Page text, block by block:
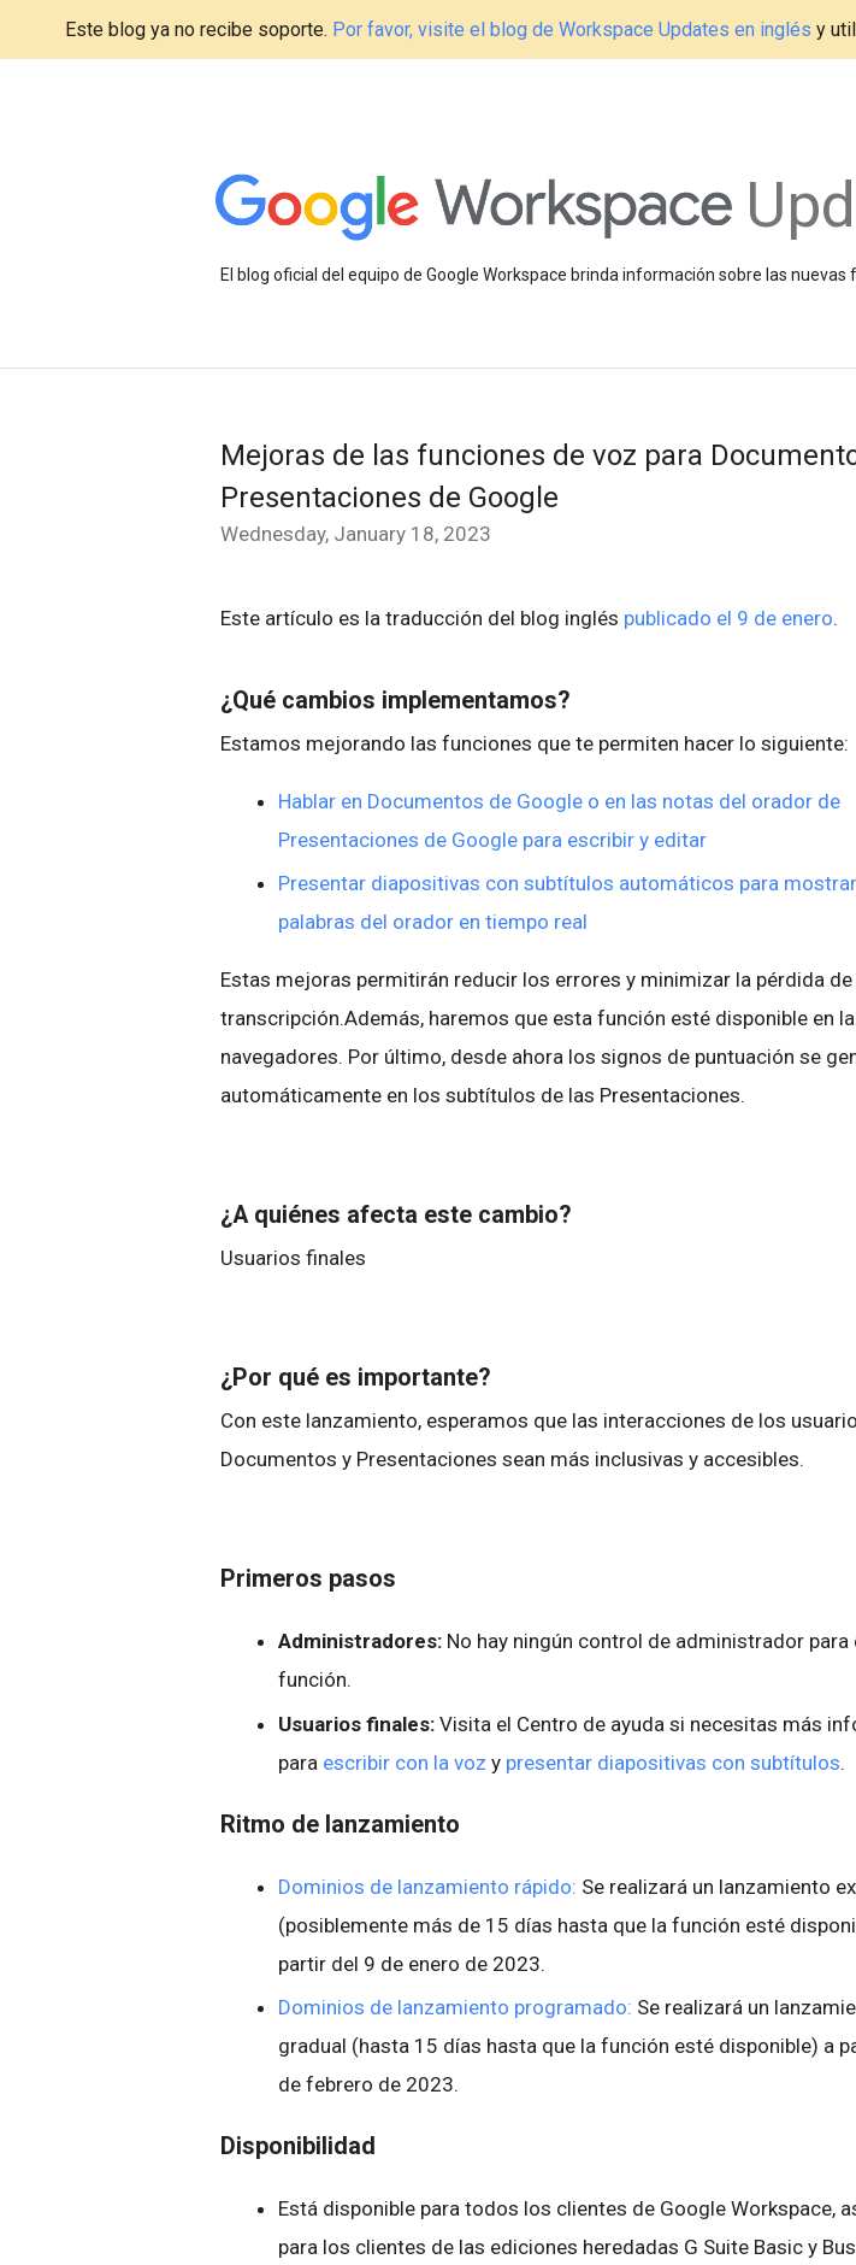
Este blog ya no recibe soporte. Por favor, visite el blog de Workspace Updates en inglés y
El blog oficial del equipo de Google Workspace brinda información sobre las nuevas
Mejoras de las funciones de voz para
Presentaciones de Google
Wednesday, January 18, 2023
Este artículo es la traducción del blog inglés publicado el 9 de enero.
¿Qué cambios implementamos?
Estamos mejorando las funciones que te permiten hacer lo siguiente:
Hablar en Documentos de Google o en las notas del orador de
Presentaciones de Google para escribir y editar
Presentar diapositivas con subtítulos automáticos para
palabras del orador en tiempo real
Estas mejoras permitirán reducir los errores y minimizar la pérdida
transcripción.Además, haremos que esta función esté disponible en
navegadores. Por último, desde ahora los signos de puntuación se
automáticamente en los subtítulos de las Presentaciones.
¿A quiénes afecta este cambio?
Usuarios finales
¿Por qué es importante?
Con este lanzamiento, esperamos que las interacciones de los
Documentos y Presentaciones sean más inclusivas y accesibles.
Primeros pasos
Administradores: No hay ningún control de administrador para
función.
Usuarios finales: Visita el Centro de ayuda si necesitas más
para escribir con la voz y presentar diapositivas con subtítulos.
Ritmo de lanzamiento
Dominios de lanzamiento rápido: Se realizará un lanzamiento
(posiblemente más de 15 días hasta que la función esté
partir del 9 de enero de 2023.
Dominios de lanzamiento programado: Se realizará un
gradual (hasta 15 días hasta que la función esté disponible) a
de febrero de 2023.
Disponibilidad
Está disponible para todos los clientes de Google Workspace,
para los clientes de las ediciones heredadas G Suite Basic y